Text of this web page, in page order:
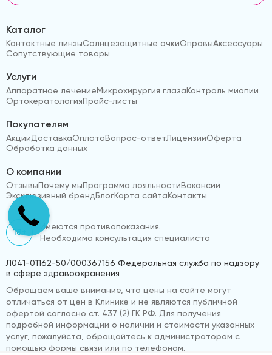
Каталог
Контактные линзыСолнцезащитные очкиОправыАксессуары
Сопутствующие товары
Услуги
Аппаратное лечениеМикрохирургия глазаКонтроль миопии
ОртокератологияПрайс-листы
Покупателям
АкцииДоставкаОплатаВопрос-ответЛицензииОферта
Обработка данных
О компании
ОтзывыПочему мыПрограмма лояльностиВакансии
Эксклюзивный брендБлогКарта сайтаКонтакты
18+
Имеются противопоказания.
Необходима консультация специалиста
Л041-01162-50/000367156 Федеральная служба по надзору
в сфере здравоохранения
Обращаем ваше внимание, что цены на сайте могут
отличаться от цен в Клинике и не являются публичной
офертой согласно ст. 437 (2) ГК РФ. Для получения
подробной информации о наличии и стоимости указанных
услуг, пожалуйста, обращайтесь к администраторам с
помощью формы связи или по телефонам.